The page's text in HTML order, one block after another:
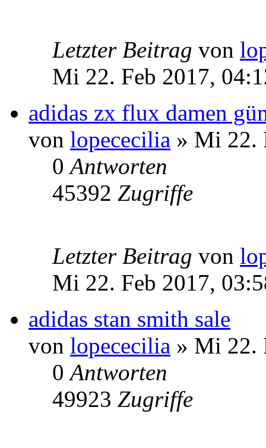
Letzter Beitrag von
Mi 22. Feb 2017,
adidas zx flux damen
von lopececilia » Mi 22.
0 Antworten
45392 Zugriffe
Letzter Beitrag von
Mi 22. Feb 2017,
adidas stan smith sale
von lopececilia » Mi 22.
0 Antworten
49923 Zugriffe